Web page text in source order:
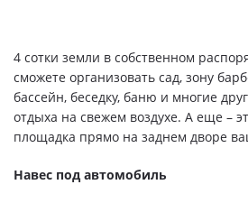
4 сотки земли в собственном
сможете организовать сад, зону
бассейн, беседку, баню и многие
отдыха на свежем воздухе. А еще –
площадка прямо на заднем дворе
Навес под автомобиль